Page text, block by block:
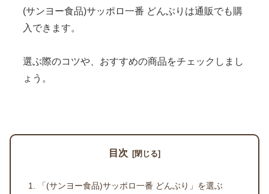
(サンヨー食品)サッポロ一番 どんぶりは通販でも購
入できます。
選ぶ際のコツや、おすすめの商品をチェックしまし
ょう。
目次
「(サンヨー食品)サッポロ一番 どんぶり」を選ぶ